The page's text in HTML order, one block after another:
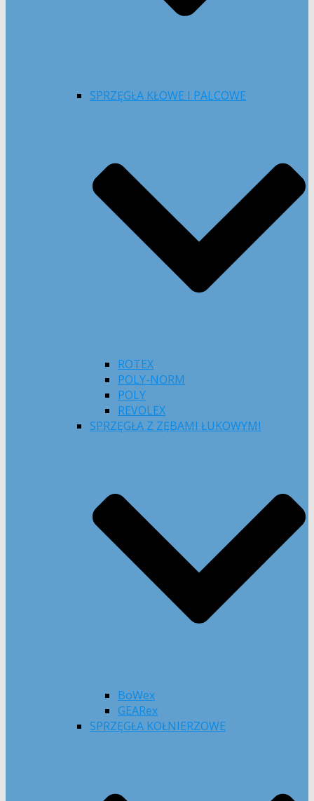
SPRZĘGŁA KŁOWE I PALCOWE
ROTEX
POLY-NORM
POLY
REVOLEX
SPRZĘGŁA Z ZĘBAMI ŁUKOWYMI
BoWex
GEARex
SPRZĘGŁA KOŁNIERZOWE